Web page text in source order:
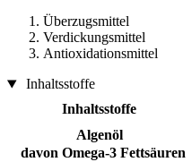
Überzugsmittel
Verdickungsmittel
Antioxidationsmittel
Inhaltsstoffe
Inhaltsstoffe
Algenöl
davon Omega-3 Fettsäuren